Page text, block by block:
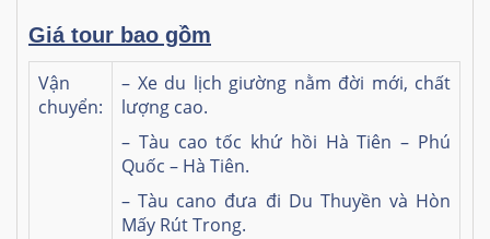
Giá tour bao gồm
Vận
chuyển:
– Xe du lịch giường nằm đời mới, chất
lượng cao.
– Tàu cao tốc khứ hồi Hà Tiên – Phú
Quốc – Hà Tiên.
– Tàu cano đưa đi Du Thuyền và Hòn
Mấy Rút Trong.